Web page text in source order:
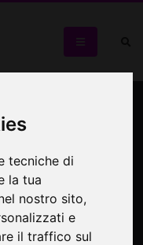
tecniche di
la tua
nostro sito,
e
il traffico sul
Nimbi